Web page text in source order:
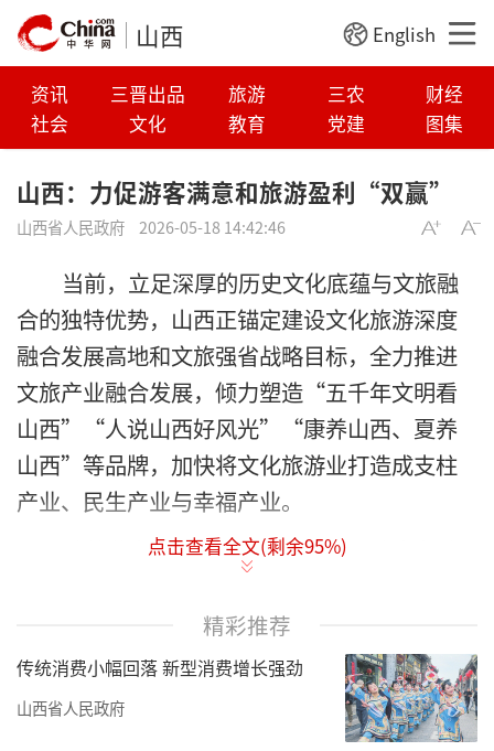
山西 English
资讯 三晋出品 旅游 三农
财经
社会
文化 教育 党建 图集
山西：力促游客满意和旅游盈利“双赢”
山西省人民政府 2026-05-18 14:42:46
当前，立足深厚的历史文化底蕴与文旅融
合的独特优势，山西正锚定建设文化旅游深度
融合发展高地和文旅强省战略目标，全力推进
文旅产业融合发展，倾力塑造“五千年文明看
山西”“人说山西好风光”“康养山西、夏养
山西”等品牌，加快将文化旅游业打造成支柱
产业、民生产业与幸福产业。
随着游客消费需求的不断升级，我省各地
旅彰文”原则，大力推动“旅游+”“+旅
游”产业融合，在配套服务、业态重塑、产品
升级等方面精准发力，打造更多吸睛点、消费
点和网红打卡点，实现游客满意与旅游盈
点击查看全文(剩余95%)
精彩推荐
传统消费小幅回落 新型消费增长强劲
山西省人民政府